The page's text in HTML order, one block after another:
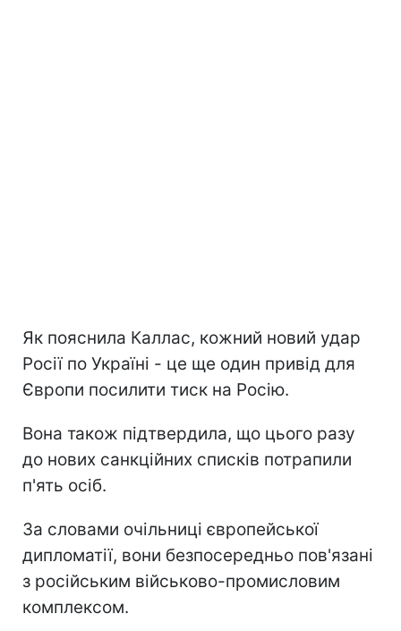
Як пояснила Каллас, кожний новий удар
Росії по Україні - це ще один привід для
Європи посилити тиск на Росію.
Вона також підтвердила, що цього разу
до нових санкційних списків потрапили
п'ять осіб.
За словами очільниці європейської
дипломатії, вони безпосередньо пов'язані
з російським військово-промисловим
комплексом.